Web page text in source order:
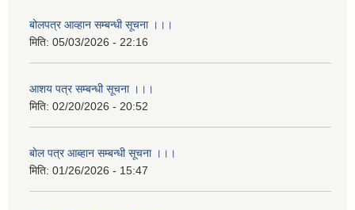
बोलपत्र आव्हान सम्बन्धी सूचना ।।।
मिति: 05/03/2026 - 22:16
आशय पत्र सम्बन्धी सूचना ।।।
मिति: 02/20/2026 - 20:52
बाेल पत्र आब्हान सम्बन्धी सूचना ।।।
मिति: 01/26/2026 - 15:47